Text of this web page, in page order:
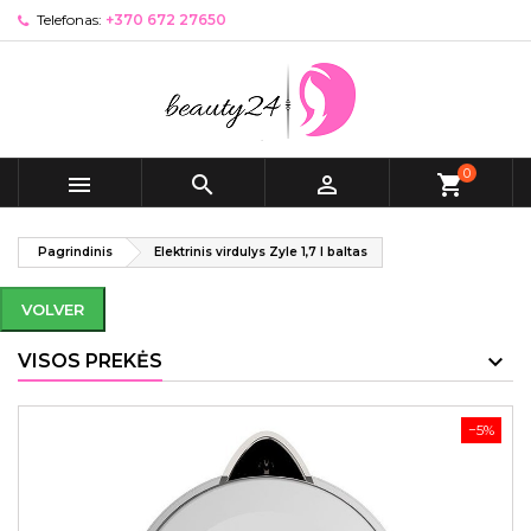
Telefonas: +370 672 27650
   shopping_cart0
Pagrindinis Elektrinis virdulys Zyle 1,7 l baltas
VOLVER
VISOS PREKĖS
−5%